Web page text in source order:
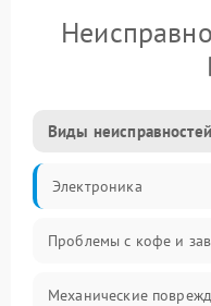
Виды неисправностей
Электроника
Проблемы с кофе и
Механические